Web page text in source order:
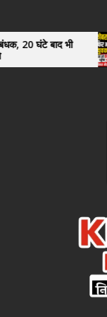
the
content
भी